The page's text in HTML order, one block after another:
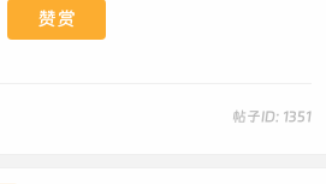
赞赏
帖子ID: 1351